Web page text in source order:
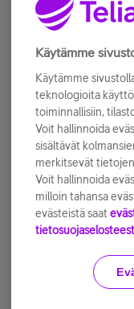
Älä jää paitsi
Tilaa Telian
sähköpostiisi.
Tilaa nyt
Käytämme
Käytämme
teknologioita
toiminnallisiin,
Voit hallinnoida
sisältävät
merkitsevät
Voit hallinnoida
milloin tahansa
evästeistä saat